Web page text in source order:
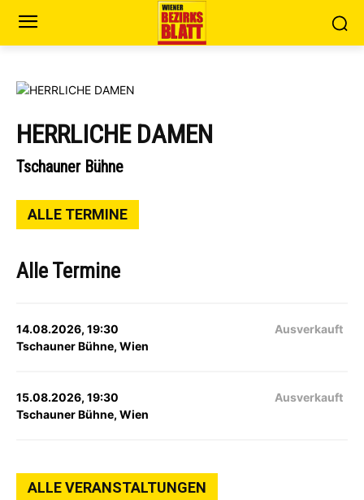
HERRLICHE DAMEN
Tschauner Bühne
ALLE TERMINE
Alle Termine
14.08.2026, 19:30
Tschauner Bühne, Wien
Ausverkauft
15.08.2026, 19:30
Tschauner Bühne, Wien
Ausverkauft
ALLE VERANSTALTUNGEN